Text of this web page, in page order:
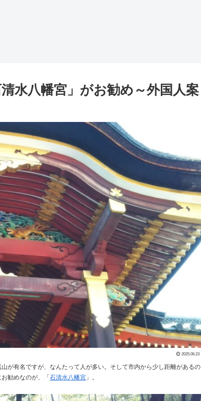
水八幡宮」がお勧め～外国人案
2025.06.23
が有名ですが、なんたって人が多い。そして市内から少し距離があるの
勧めなのが、「 石清水八幡宮 」。